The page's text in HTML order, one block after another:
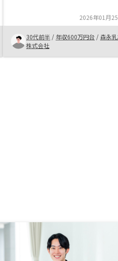
仕組みにあります。これにより、
己資金からの月々の持ち出しが少
くて済むため、本業の給与など
ャッシュフローを圧迫しにくく、比
較的安心して長期的な資産形成を
2026年01月
30代前半 / 年収600万円台 / 森永
株式会社